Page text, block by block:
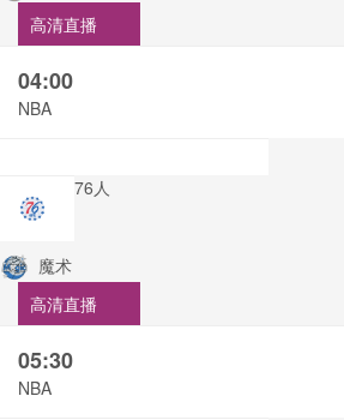
高清直播
04:00
NBA
76人
魔术
高清直播
05:30
NBA